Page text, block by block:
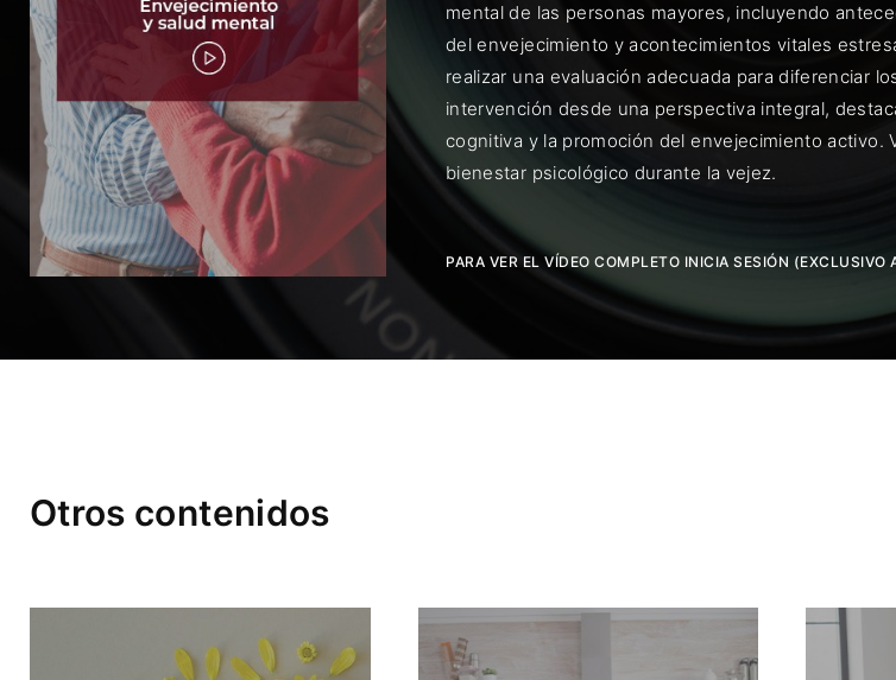
mental de las personas mayores, incluyendo
del envejecimiento y acontecimientos vitales
realizar una evaluación adecuada para diferenciar
intervención desde una perspectiva integral,
cognitiva y la promoción del envejecimiento
bienestar psicológico durante la vejez.
PARA VER EL VÍDEO COMPLETO INICIA SESIÓN (EXCLUSIVO
Otros contenidos
Recuérdame